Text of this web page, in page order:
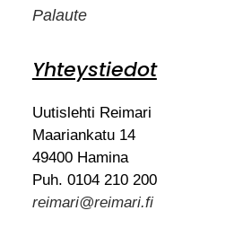
Palaute
Yhteystiedot
Uutislehti Reimari
Maariankatu 14
49400 Hamina
Puh. 0104 210 200
reimari@reimari.fi